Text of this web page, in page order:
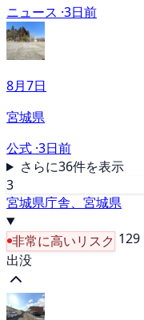
ニュース ·3日前
8月7日
宮城県
公式 ·3日前
さらに36件を表示
3
宮城県庁舎、宮城県
非常に高いリスク
出没